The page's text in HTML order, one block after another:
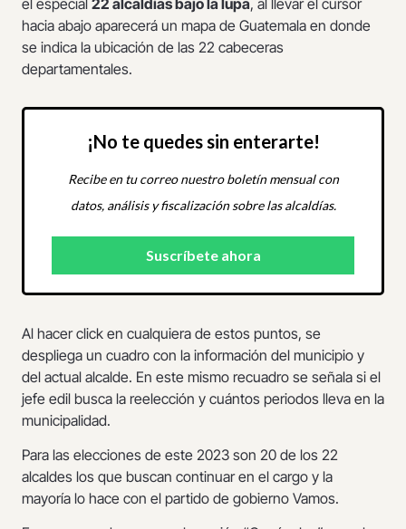
hacia abajo aparecerá un mapa de Guatemala en donde
se indica la ubicación de las 22 cabeceras
departamentales.
¡No te quedes sin enterarte!
Recibe en tu correo nuestro boletín mensual con
datos, análisis y fiscalización sobre las alcaldías.
Al hacer click en cualquiera de estos puntos, se
despliega un cuadro con la información del municipio y
del actual alcalde. En este mismo recuadro se señala si el
jefe edil busca la reelección y cuántos periodos lleva en la
municipalidad.
Para las elecciones de este 2023 son 20 de los 22
alcaldes los que buscan continuar en el cargo y la
mayoría lo hace con el partido de gobierno Vamos.